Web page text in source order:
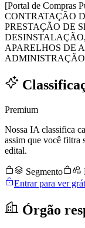
[Portal de Compras
CONTRATAÇÃO
PRESTAÇÃO DE
APARELHOS DE
Premium
Nossa IA classifica
assim que você filtra
edital.
Segmento
Entrar para ver
Órgão